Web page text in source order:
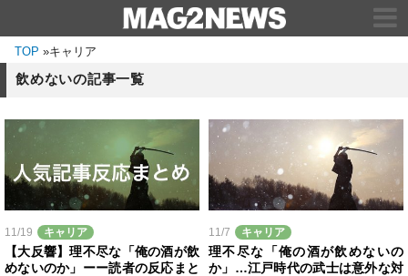
TOP »キャリア
飲めないの記事一覧
11/19 キャリア
【大反響】理不尽な「俺の酒が飲
めないのか」ーー読者の反応まと
11/7 キャリア
理不尽な「俺の酒が飲めないの
か」…江戸時代の武士は意外な対